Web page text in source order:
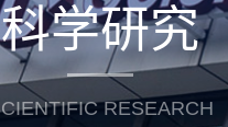
科学研究
RESEARCH